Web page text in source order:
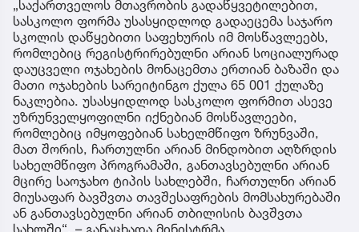
„საქართველოს მთავრობის გადაწყვეტილებით,
სასკოლო ფორმა უსასყიდლოდ გადაეცემა საჯარო
სკოლის დაწყებითი საფეხურის იმ მოსწავლეებს,
რომლებიც რეგისტრირებულნი არიან სოციალურად
დაუცველი ოჯახების მონაცემთა ერთიან ბაზაში და
მათი ოჯახების სარეიტინგო ქულა 65 001 ქულაზე
ნაკლებია. უსასყიდლოდ სასკოლო ფორმით ასევე
უზრუნველყოფილნი იქნებიან მოსწავლეები,
რომლებიც იმყოფებიან სახელმწიფო ზრუნვაში,
მათ შორის, ჩართულნი არიან მინდობით აღზრდის
სახელმწიფო პროგრამაში, განთავსებულნი არიან
მცირე საოჯახო ტიპის სახლებში, ჩართულნი არიან
მიუსაფარ ბავშვთა თავშესაფრების მომსახურებაში
ან განთავსებულნი არიან თბილისის ბავშვთა
სახლში“, – განაცხადა მინისტრმა.